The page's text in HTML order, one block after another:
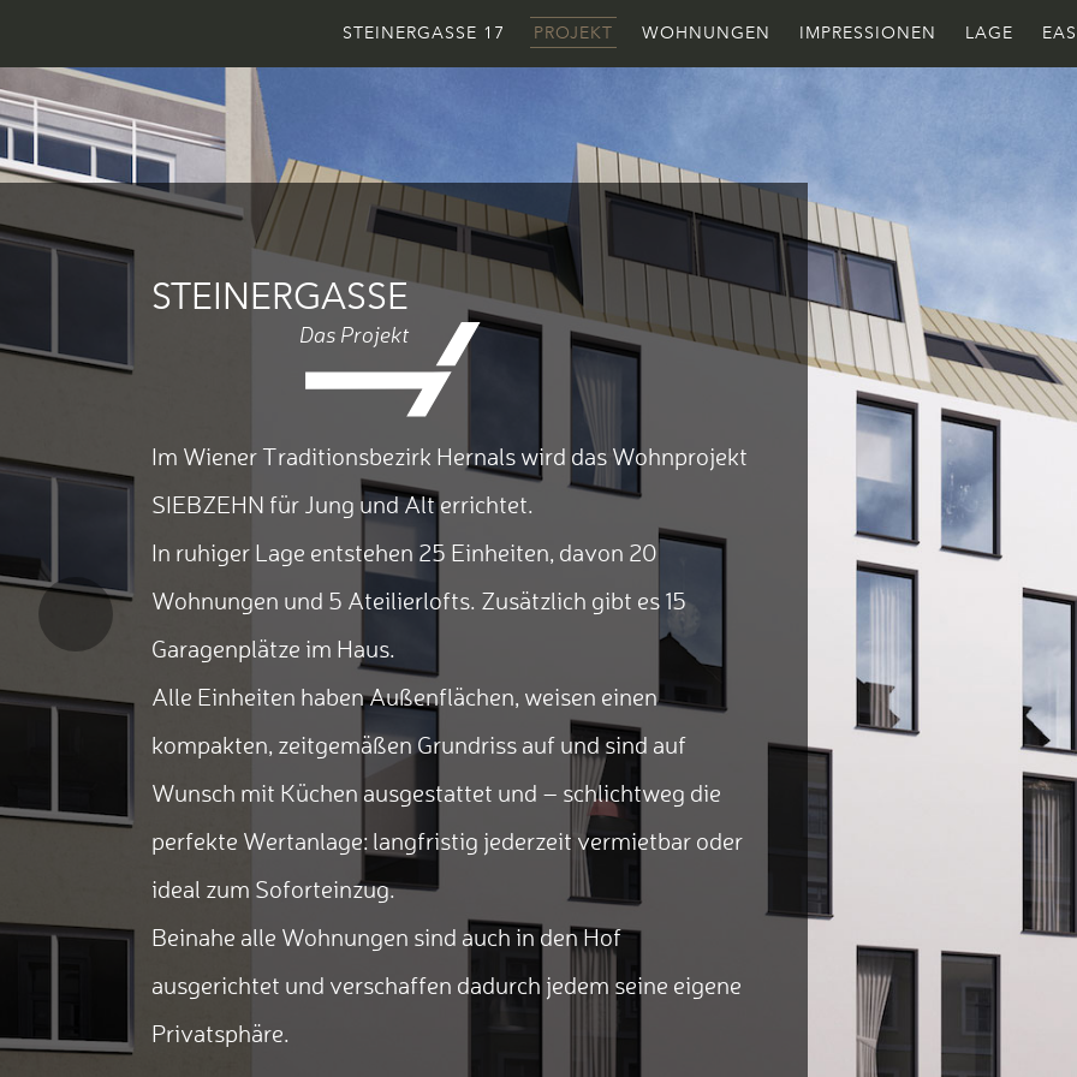
STEINERGASSE 17 PROJEKT WOHNUNGEN IMPRESSIONEN LAGE
STEINERGASSE
Das Projekt
Im Wiener Traditionsbezirk Hernals wird das Wohnprojekt
SIEBZEHN für Jung und Alt errichtet.
In ruhiger Lage entstehen 25 Einheiten, davon 20
Wohnungen und 5 Ateilierlofts. Zusätzlich gibt es 15
Garagenplätze im Haus.
Alle Einheiten haben Außenflächen, weisen einen
kompakten, zeitgemäßen Grundriss auf und sind auf
Wunsch mit Küchen ausgestattet und – schlichtweg die
perfekte Wertanlage: langfristig jederzeit vermietbar oder
ideal zum Soforteinzug.
Beinahe alle Wohnungen sind auch in den Hof
ausgerichtet und verschaffen dadurch jedem seine eigene
Privatsphäre.
Previous